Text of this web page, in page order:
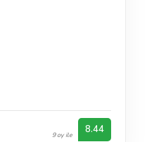
9 oy ile 8.44